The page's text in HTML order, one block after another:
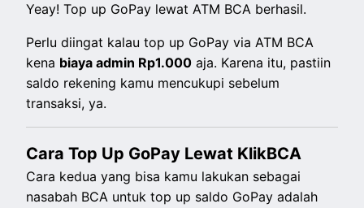
Yeay! Top up GoPay lewat ATM BCA berhasil.
Perlu diingat kalau top up GoPay via ATM BCA
kena biaya admin Rp1.000 aja. Karena itu, pastiin
saldo rekening kamu mencukupi sebelum
transaksi, ya.
Cara Top Up GoPay Lewat KlikBCA
Cara kedua yang bisa kamu lakukan sebagai
nasabah BCA untuk top up saldo GoPay adalah